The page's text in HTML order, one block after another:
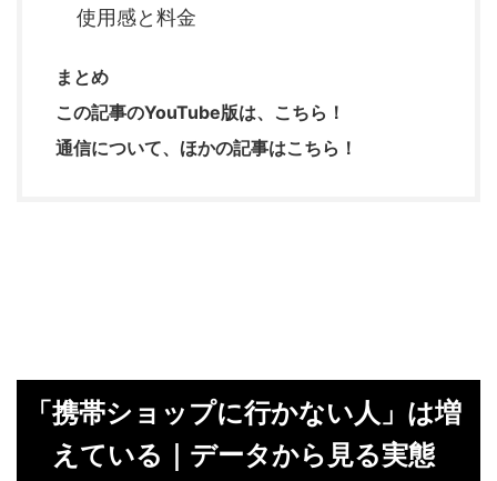
使用感と料金
まとめ
この記事のYouTube版は、こちら！
通信について、ほかの記事はこちら！
「携帯ショップに行かない人」は増
えている｜データから見る実態